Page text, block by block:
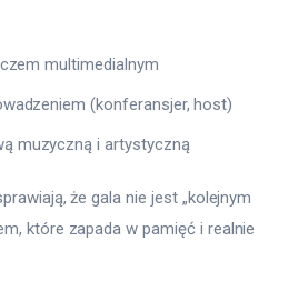
multimedialnym
(konferansjer, host)
muzyczną i artystyczną
że gala nie jest „kolejnym
które zapada w pamięć i realnie